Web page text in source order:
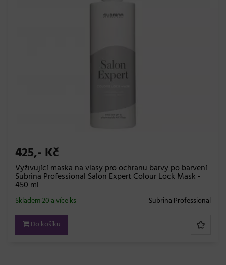
425,- Kč
Vyživující maska na vlasy pro ochranu barvy po barvení
Subrina Professional Salon Expert Colour Lock Mask -
450 ml
Subrina Professional
Skladem 20 a více ks
Do košíku